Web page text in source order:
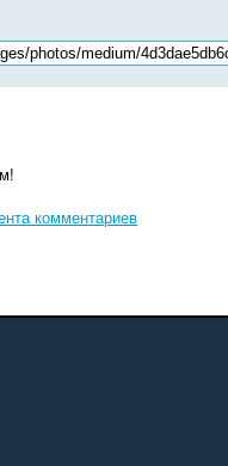
комментариев